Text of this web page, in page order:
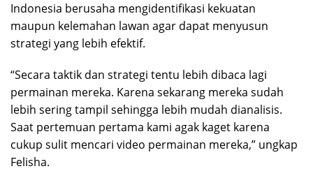
Indonesia berusaha mengidentifikasi kekuatan
maupun kelemahan lawan agar dapat menyusun
strategi yang lebih efektif.
“Secara taktik dan strategi tentu lebih dibaca lagi
permainan mereka. Karena sekarang mereka sudah
lebih sering tampil sehingga lebih mudah dianalisis.
Saat pertemuan pertama kami agak kaget karena
cukup sulit mencari video permainan mereka,” ungkap
Felisha.